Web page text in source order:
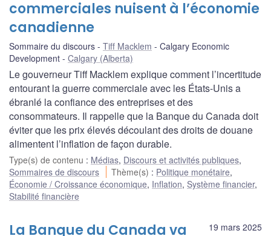
commerciales nuisent à l’économie
canadienne
Sommaire du discours Tiff Macklem
Calgary Economic
Development
Calgary (Alberta)
Le gouverneur Tiff Macklem explique comment l’incertitude
entourant la guerre commerciale avec les États-Unis a
ébranlé la confiance des entreprises et des
consommateurs. Il rappelle que la Banque du Canada doit
éviter que les prix élevés découlant des droits de douane
alimentent l’inflation de façon durable.
Type(s) de contenu : Médias, Discours et activités publiques,
Sommaires de discours
Thème(s) : Politique monétaire,
Économie / Croissance économique, Inflation, Système financier,
Stabilité financière
19 mars 2025
La Banque du Canada va